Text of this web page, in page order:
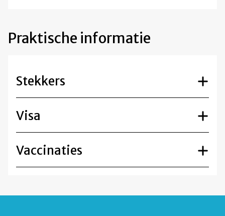
Praktische informatie
Stekkers
Visa
Vaccinaties